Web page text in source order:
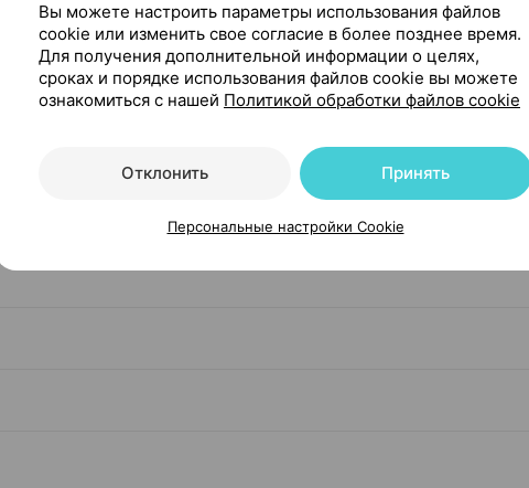
и внутримышечного введения, 50 мг / 1 мл 2 мл ×10, Лекфарм
введения
Вы можете настроить параметры использования файлов
cookie или изменить свое согласие в более позднее время.
Для получения дополнительной информации о целях,
сроках и порядке использования файлов cookie вы можете
ознакомиться с нашей Политикой обработки файлов cookie
Отклонить Принять
Персональные настройки Cookie